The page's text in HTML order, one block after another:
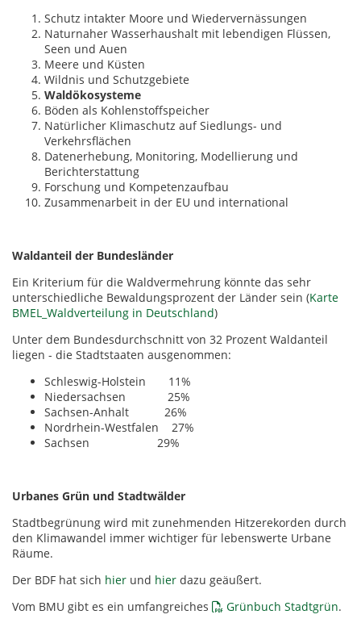
Schutz intakter Moore und Wiedervernässungen
Naturnaher Wasserhaushalt mit lebendigen Flüssen,
Seen und Auen
Meere und Küsten
Wildnis und Schutzgebiete
Waldökosysteme
Böden als Kohlenstoffspeicher
Natürlicher Klimaschutz auf Siedlungs- und
Verkehrsflächen
Datenerhebung, Monitoring, Modellierung und
Berichterstattung
Forschung und Kompetenzaufbau
Zusammenarbeit in der EU und international
Waldanteil der Bundesländer
Ein Kriterium für die Waldvermehrung könnte das sehr
unterschiedliche Bewaldungsprozent der Länder sein (Karte
BMEL_Waldverteilung in Deutschland)
Unter dem Bundesdurchschnitt von 32 Prozent Waldanteil
liegen - die Stadtstaaten ausgenommen:
Schleswig-Holstein 11%
Niedersachsen 25%
Sachsen-Anhalt 26%
Nordrhein-Westfalen 27%
Sachsen 29%
Urbanes Grün und Stadtwälder
Stadtbegrünung wird mit zunehmenden Hitzerekorden durch
den Klimawandel immer wichtiger für lebenswerte Urbane
Räume.
Der BDF hat sich hier und hier dazu geäußert.
Vom BMU gibt es ein umfangreiches
Grünbuch Stadtgrün.